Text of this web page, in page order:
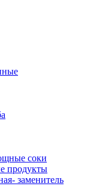
соки
продукты
заменитель